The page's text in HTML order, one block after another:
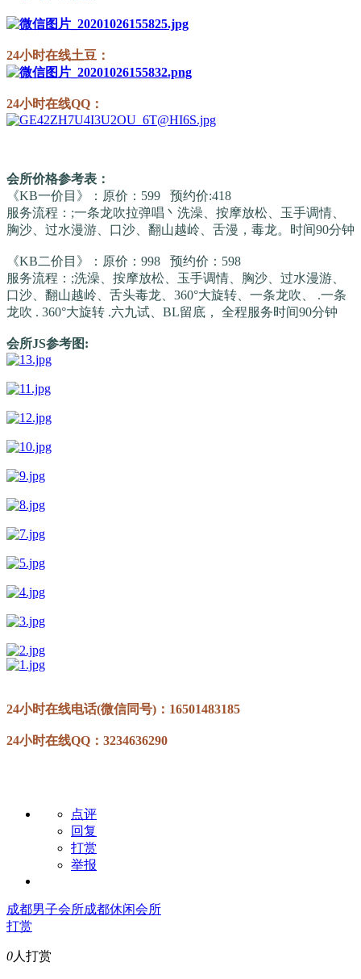
24小时在线土豆：
24小时在线QQ：
会所价格参考表：
《KB一价目》：原价：599 预约价:418
服务流程：;一条龙吹拉弹唱丶洗澡、按摩放松、玉手调情、
胸沙、过水漫游、口沙、翻山越岭、舌漫，毒龙。时间90分钟
《KB二价目》：原价：998 预约价：598
服务流程：;洗澡、按摩放松、玉手调情、胸沙、过水漫游、
口沙、翻山越岭、舌头毒龙、360°大旋转、一条龙吹、 .一条
龙吹 . 360°大旋转 .六九试、BL留底， 全程服务时间90分钟
会所JS参考图:
24小时在线电话(微信同号)：16501483185
24小时在线QQ：3234636290
点评
回复
打赏
举报
成都男子会所成都休闲会所
打赏
0人打赏